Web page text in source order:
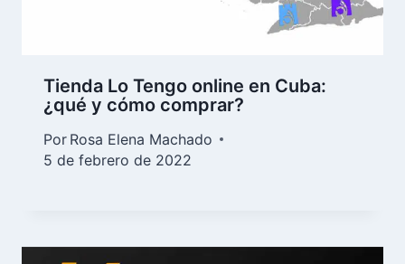
Tienda Lo Tengo online en Cuba:
¿qué y cómo comprar?
Por Rosa Elena Machado
5 de febrero de 2022